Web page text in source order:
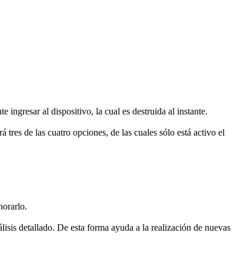
ingresar al dispositivo, la cual es destruida al instante.
de las cuatro opciones, de las cuales sólo está activo el
detallado. De esta forma ayuda a la realización de nuevas